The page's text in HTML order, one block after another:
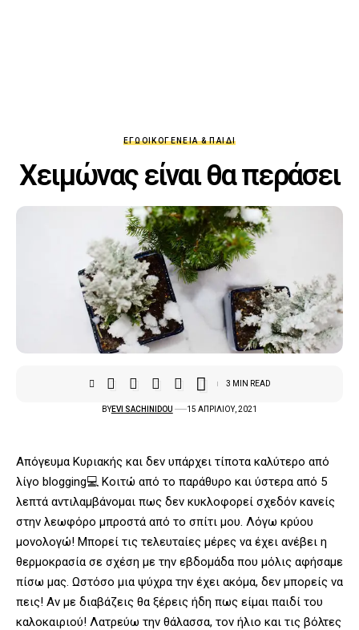
ΕΓΏΟΙΚΟΓΈΝΕΙΑ & ΠΑΙΔΊ
Χειμώνας είναι θα περάσει
BYEVI SACHINIDOU 15 ΑΠΡΙΛΊΟΥ, 2021
3 MIN READ
Απόγευμα Κυριακής και δεν υπάρχει τίποτα καλύτερο από
λίγο blogging💻 Κοιτώ από το παράθυρο και ύστερα από 5
λεπτά αντιλαμβάνομαι πως δεν κυκλοφορεί σχεδόν κανείς
στην λεωφόρο μπροστά από το σπίτι μου. Λόγω κρύου
μονολογώ! Μπορεί τις τελευταίες μέρες να έχει ανέβει η
θερμοκρασία σε σχέση με την εβδομάδα που μόλις αφήσαμε
πίσω μας. Ωστόσο μια ψύχρα την έχει ακόμα, δεν μπορείς να
πεις! Αν με διαβάζεις θα ξέρεις ήδη πως είμαι παιδί του
καλοκαιριού! Λατρεύω την θάλασσα, τον ήλιο και τις βόλτες